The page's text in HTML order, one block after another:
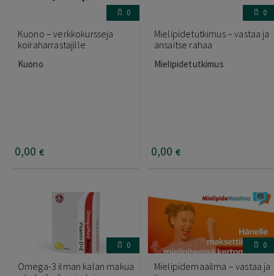
0
Kuono – verkkokursseja
koiraharrastajille
Kuono
0,00 €
0
Mielipidetutkimus – vastaa ja
ansaitse rahaa
Mielipidetutkimus
0,00 €
0
Omega-3 ilman kalan makua
0
Mielipidemaailma – vastaa ja